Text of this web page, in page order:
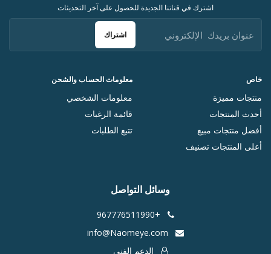
خاص
منتجات مميزة
أحدث المنتجات
أفضل منتجات مبيع
أعلى المنتجات تصنيف
معلومات الحساب والشحن
معلومات الشخصي
قائمة الرغبات
تتبع الطلبات
اشترك في قناتنا الجديدة للحصول على آخر التحديثات
اشتراك
وسائل التواصل
+967776511990
الدعم الفني